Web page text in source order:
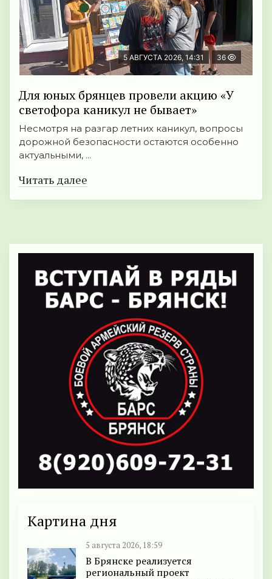
5 АВГУСТА 2026, 14:31 36
Для юных брянцев провели акцию «У
светофора каникул не бывает»
Несмотря на разгар летних каникул, вопросы
дорожной безопасности остаются особенно
актуальными, ...
Читать далее
Картина дня
5 августа 2026, 18:59
В Брянске реализуется
региональный проект